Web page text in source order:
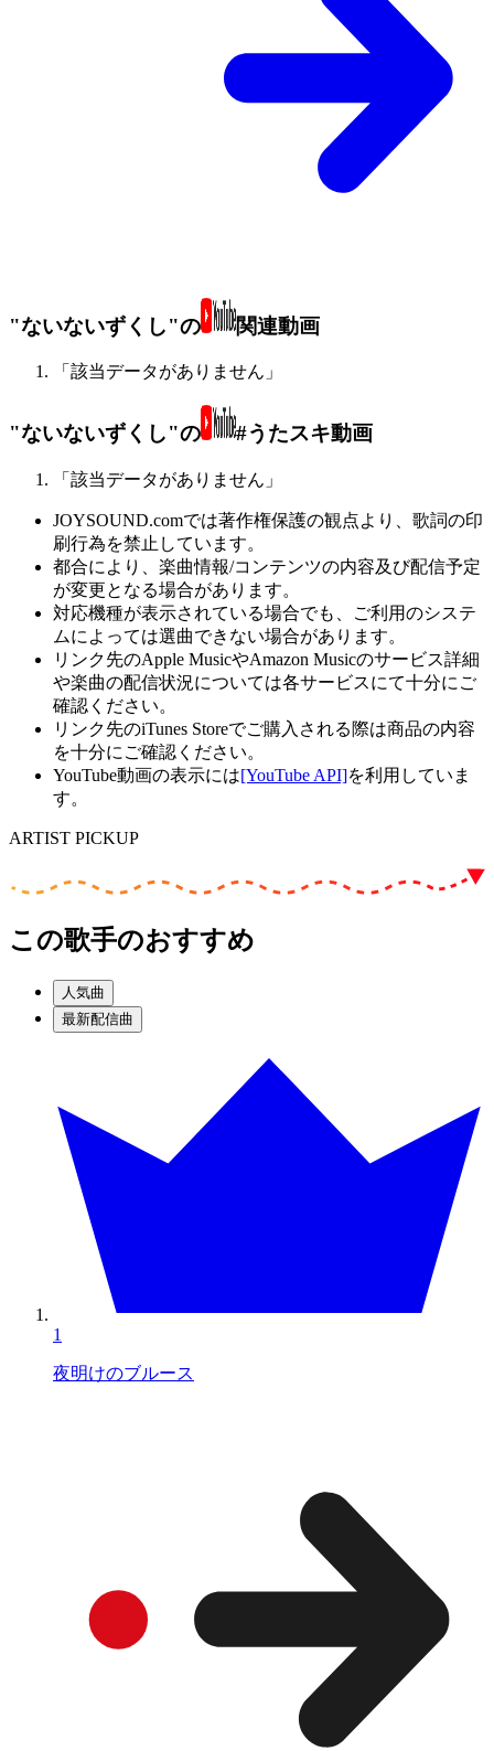
"ないないずくし"の 関連動画
「該当データがありません」
"ないないずくし"の #うたスキ動画
「該当データがありません」
JOYSOUND.comでは著作権保護の観点より、歌詞の印
刷行為を禁止しています。
都合により、楽曲情報/コンテンツの内容及び配信予定
が変更となる場合があります。
対応機種が表示されている場合でも、ご利用のシステ
ムによっては選曲できない場合があります。
リンク先のApple MusicやAmazon Musicのサービス詳細
や楽曲の配信状況については各サービスにて十分にご
確認ください。
リンク先のiTunes Storeでご購入される際は商品の内容
を十分にご確認ください。
YouTube動画の表示には[YouTube API]を利用していま
す。
ARTIST PICKUP
この歌手のおすすめ
人気曲
最新配信曲
1
夜明けのブルース